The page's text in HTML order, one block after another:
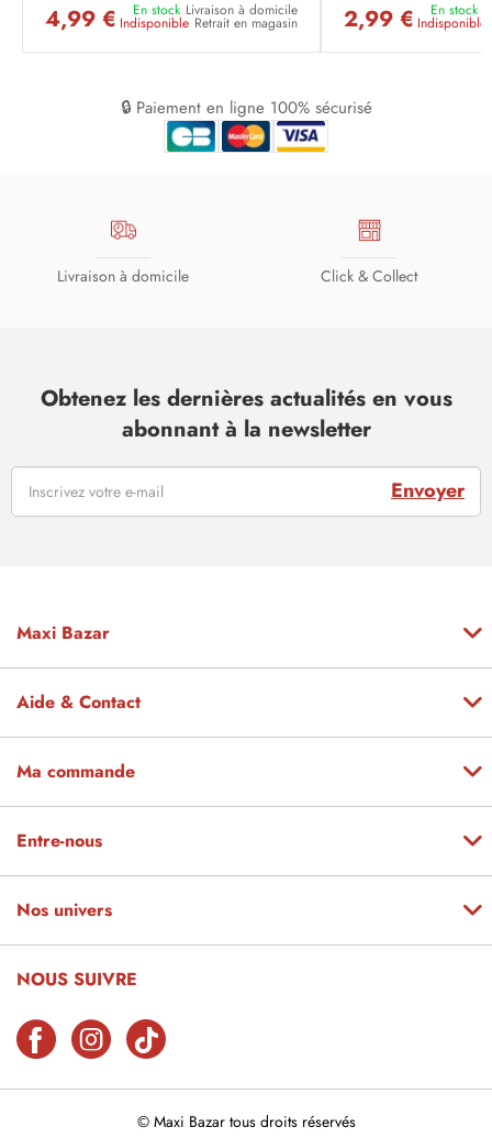
4,99 € En stock Livraison à domicile
Indisponible Retrait en magasin 2,99 € En stock
Indisponible
🔒 Paiement en ligne 100% sécurisé
Livraison à domicile Click & Collect
Obtenez les dernières actualités en vous
abonnant à la newsletter
Envoyer
Maxi Bazar
Aide & Contact
Ma commande
Entre-nous
Nos univers
NOUS SUIVRE
© Maxi Bazar tous droits réservés